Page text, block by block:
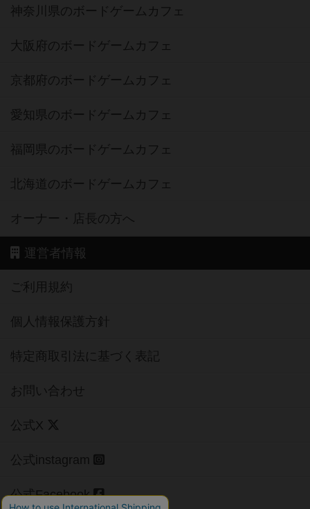
神奈川県のボードゲームカフェ
大阪府のボードゲームカフェ
京都府のボードゲームカフェ
愛知県のボードゲームカフェ
福岡県のボードゲームカフェ
北海道のボードゲームカフェ
オーナー・店長の方へ
運営者情報
ご利用規約
個人情報保護方針
特定商取引法に基づく表記
お問い合わせ
公式X
公式instagram
公式Facebook